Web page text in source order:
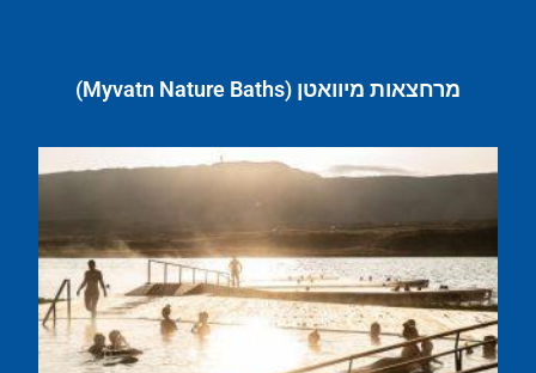
מרחצאות מיוואטן (Myvatn Nature Baths)